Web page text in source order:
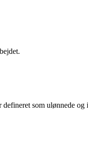
som ulønnede og